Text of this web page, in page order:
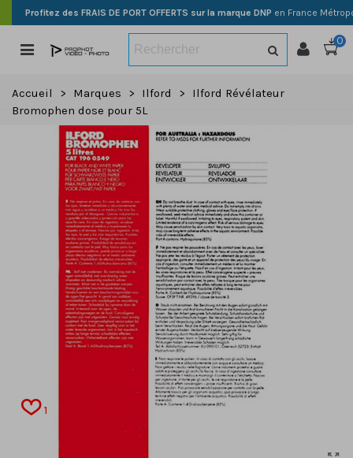
Profitez des FRAIS DE PORT OFFERTS sur la marque DNP en France
0
Accueil > Marques > Ilford >
Ilford Révélateur
Bromophen dose pour 5L
1